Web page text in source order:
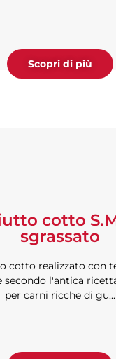
Scopri di più
cotto
sgrassato
cotto realizzato con
secondo l'antica
per carni ricche di gu...